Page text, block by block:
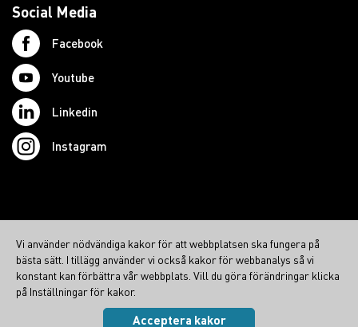
Social Media
Facebook
Youtube
Linkedin
Instagram
northcom.no
northcom.dk
northcom.fi
Vi använder nödvändiga kakor för att webbplatsen ska fungera på
bästa sätt. I tillägg använder vi också kakor för webbanalys så vi
konstant kan förbättra vår webbplats. Vill du göra förändringar klicka
på Inställningar för kakor.
Acceptera kakor